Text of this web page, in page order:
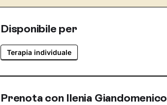
Disponibile per
Terapia individuale
Prenota con Ilenia Giandomenico